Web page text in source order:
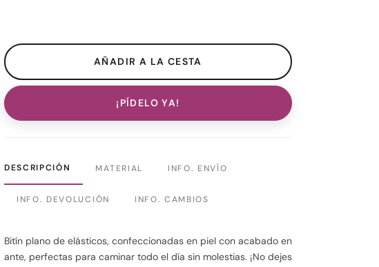
¡PÍDELO YA!
DESCRIPCIÓN MATERIAL INFO. ENVÍO
INFO. DEVOLUCIÓN INFO. CAMBIOS
Bitín plano de elásticos, confeccionadas en piel con acabado en
ante, perfectas para caminar todo el día sin molestias. ¡No dejes